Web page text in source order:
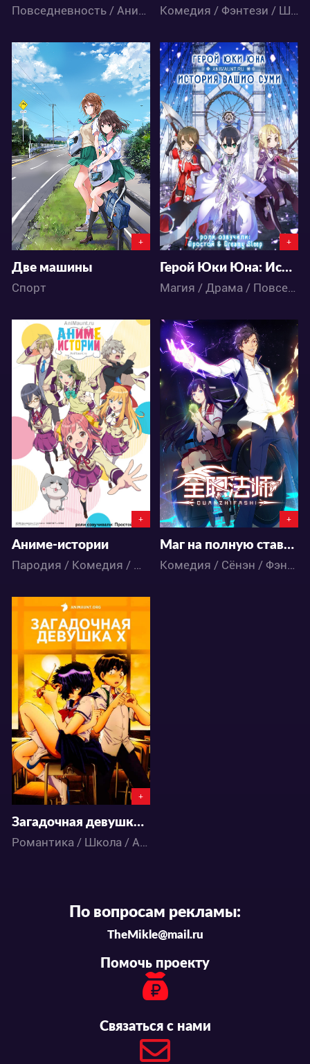
Повседневность / Аниме Комедия / Фэнтези / Школа / Этти / Аниме
12359
2 12
+
Две машины
Спорт
12382
1 9
+
Герой Юки Юна: История Вашио Суми
Магия / Драма / Повседневность / Фэнтези / Аниме
11515
1 7
+
Аниме-истории
Пародия / Комедия / Школа / Аниме
85229
16 107
+
Маг на полную ставку 2 сезон
Комедия / Сёнэн / Фэнтези / Школа / Аниме
23539
5 57
+
Загадочная девушка Х
Романтика / Школа / Аниме
По вопросам рекламы:
TheMikle@mail.ru
Помочь проекту
Связаться с нами